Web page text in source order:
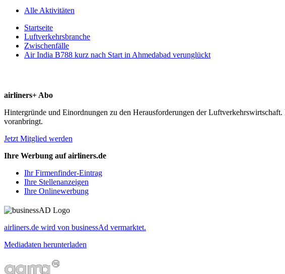
Alle Aktivitäten
Startseite
Luftverkehrsbranche
Zwischenfälle
Air India B788 kurz nach Start in Ahmedabad verunglückt
airliners+ Abo
Hintergründe und Einordnungen zu den Herausforderungen der
voranbringt.
Jetzt Mitglied werden
Ihre Werbung auf airliners.de
Ihr Firmenfinder-Eintrag
Ihre Stellenanzeigen
Ihre Onlinewerbung
airliners.de wird von businessAd vermarktet.
Mediadaten herunterladen